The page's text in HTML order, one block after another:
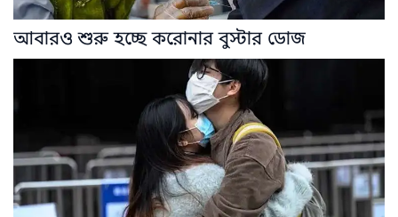
আবারও শুরু হচ্ছে করোনার বুস্টার ডোজ